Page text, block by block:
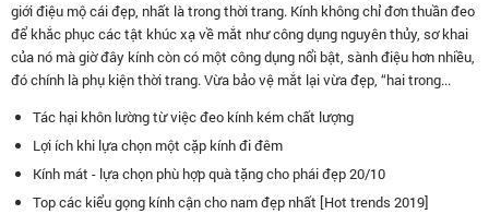
giới điệu mộ cái đẹp, nhất là trong thời trang. Kính không chỉ đơn thuần đeo
để khắc phục các tật khúc xạ về mắt như công dụng nguyên thủy, sơ khai
của nó mà giờ đây kính còn có một công dụng nổi bật, sành điệu hơn nhiều,
đó chính là phụ kiện thời trang. Vừa bảo vệ mắt lại vừa đẹp, “hai trong...
Tác hại khôn lường từ việc đeo kính kém chất lượng
Lợi ích khi lựa chọn một cặp kính đi đêm
Kính mát - lựa chọn phù hợp quà tặng cho phái đẹp 20/10
Top các kiểu gọng kính cận cho nam đẹp nhất [Hot trends 2019]